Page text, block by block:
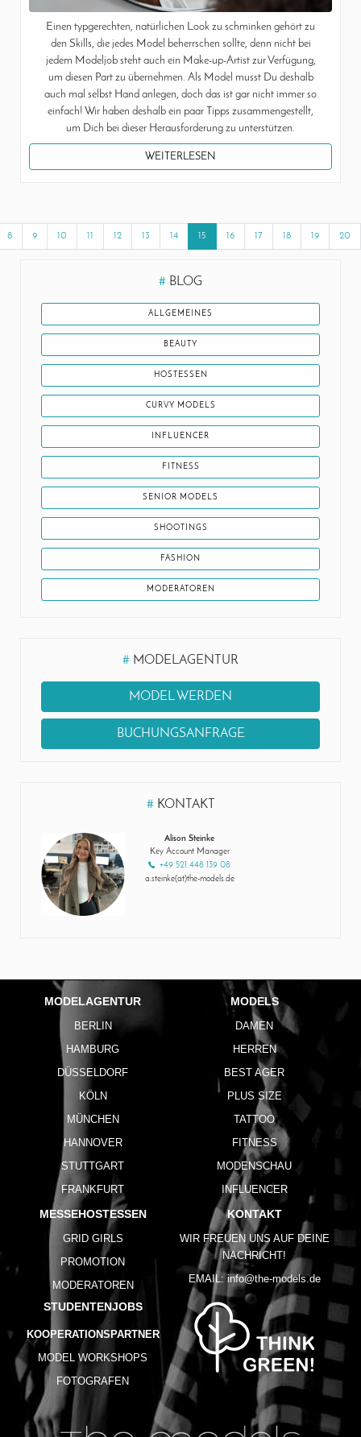
Einen typgerechten, natürlichen Look zu schminken gehört zu
den Skills, die jedes Model beherrschen sollte, denn nicht bei
jedem Modeljob steht auch ein Make-up-Artist zur Verfügung,
um diesen Part zu übernehmen. Als Model musst Du deshalb
auch mal selbst Hand anlegen, doch das ist gar nicht immer so
einfach! Wir haben deshalb ein paar Tipps zusammengestellt,
um Dich bei dieser Herausforderung zu unterstützen.
WEITERLESEN
8 9 10 11 12 13 14 15 16 17 18 19 20
# BLOG
ALLGEMEINES
BEAUTY
HOSTESSEN
CURVY MODELS
INFLUENCER
FITNESS
SENIOR MODELS
SHOOTINGS
FASHION
MODERATOREN
# MODELAGENTUR
MODEL WERDEN
BUCHUNGSANFRAGE
#KONTAKT
Alison Steinke
Key Account Manager
+49 521 448 139 08
a.steinke(at)the-models.de
MODELAGENTUR
BERLIN
HAMBURG
DÜSSELDORF
KÖLN
MÜNCHEN
HANNOVER
STUTTGART
FRANKFURT
MODELS
DAMEN
HERREN
BEST AGER
PLUS SIZE
TATTOO
FITNESS
MODENSCHAU
INFLUENCER
MESSEHOSTESSEN
GRID GIRLS
PROMOTION
MODERATOREN
STUDENTENJOBS
KOOPERATIONSPARTNER
MODEL WORKSHOPS
FOTOGRAFEN
KONTAKT
WIR FREUEN UNS AUF DEINE
NACHRICHT!
EMAIL: info@the-models.de